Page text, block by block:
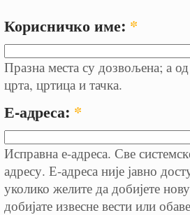
Корисничко име: *
Празна места су дозвољена; а
црта, цртица и тачка.
Е-адреса: *
Исправна е-адреса. Све
адресу. Е-адреса није јавно
уколико желите да добијете
добијате извесне вести или